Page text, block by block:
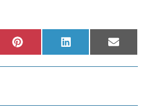
Pinterest LinkedIn Email